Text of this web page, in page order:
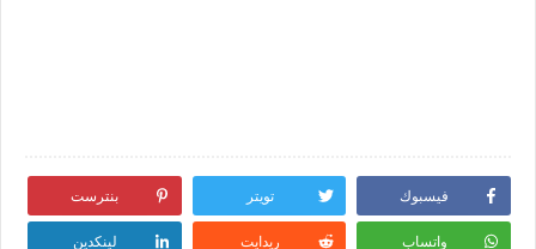
فيسبوك تويتر بنترست
واتساب ريدايت لينكدين